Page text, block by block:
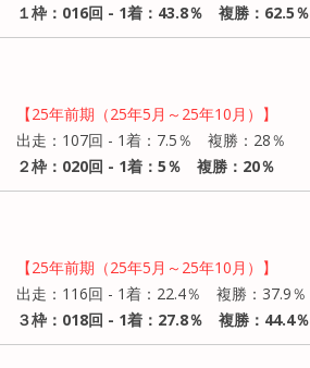
１枠：016回 - 1着：43.8％ 複勝：62.5％
【25年前期（25年5月～25年10月）】
出走：107回 - 1着：7.5％ 複勝：28％
２枠：020回 - 1着：5％ 複勝：20％
【25年前期（25年5月～25年10月）】
出走：116回 - 1着：22.4％ 複勝：37.9％
３枠：018回 - 1着：27.8％ 複勝：44.4％